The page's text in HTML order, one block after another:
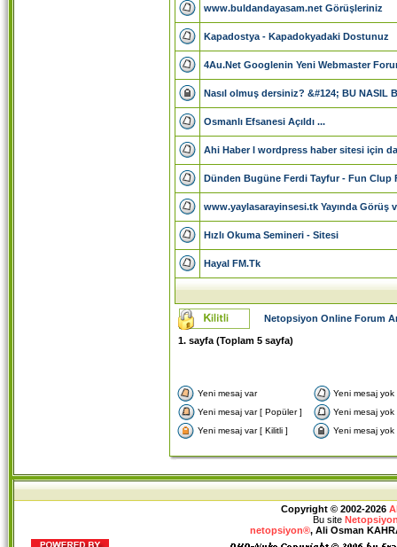
www.buldandayasam.net Görüşleriniz
Kapadostya - Kapadokyadaki Dostunuz
4Au.Net Googlenin Yeni Webmaster
Nasıl olmuş dersiniz? &#124; BU NASIL
Osmanlı Efsanesi Açıldı ...
Ahi Haber l wordpress haber sitesi için
Dünden Bugüne Ferdi Tayfur - Fun Clup
www.yaylasarayinsesi.tk Yayında Görüş
Hızlı Okuma Semineri - Sitesi
Hayal FM.Tk
Netopsiyon Online Forum
1. sayfa (Toplam 5 sayfa)
Yeni mesaj var
Yeni mesaj yok
Yeni mesaj var [ Popüler ]
Yeni mesaj
Yeni mesaj var [ Kilitli ]
Yeni mesaj yok
Copyright © 2002-2026
Bu site
netopsiyon®, Ali Osman